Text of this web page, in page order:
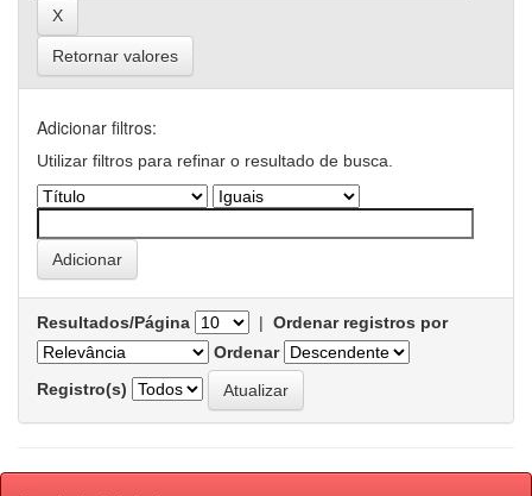
Retornar valores
Adicionar filtros:
Utilizar filtros para refinar o resultado de busca.
Resultados/Página | Ordenar registros por
Ordenar
Registro(s)